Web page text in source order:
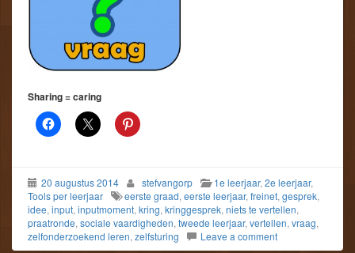
Sharing = caring
20 augustus 2014 stefvangorp 1e leerjaar, 2e leerjaar,
Tools per leerjaar
eerste graad, eerste leerjaar, freinet, gesprek,
idee, input, inputmoment, kring, kringgesprek, niets te vertellen,
praatronde, sociale vaardigheden, tweede leerjaar, vertellen, vraag,
zelfonderzoekend leren, zelfsturing Leave a comment